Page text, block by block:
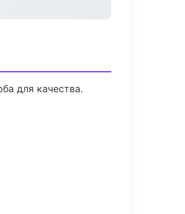
для качества.